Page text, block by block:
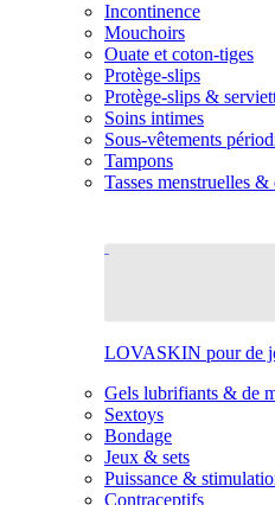
Incontinence
Mouchoirs
Ouate et coton-tiges
Protège-slips
Protège-slips &
Soins intimes
Sous-vêtements
Tampons
Tasses menstruelles
LOVASKIN pour de
Gels lubrifiants & de
Sextoys
Bondage
Jeux & sets
Puissance &
Contraceptifs